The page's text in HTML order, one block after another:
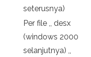
seterusnya)
Per file ,, desx
(windows 2000
selanjutnya) ,,